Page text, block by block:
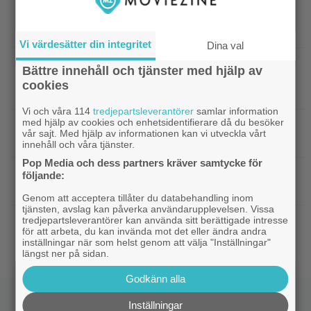
Årets största flopp släpps digitalt idag –
SkyShowtime|Missade du Hugh Jackmans
”härliga kärlekssaga” på bio? Nu finns den att
streama
Digitalpremiär|Guy Ritchies nya film släpps
digitalt men sågas: ”Actionfattig och tråkig”
Klassiker
Streamingtips|2 säsonger av brittisk deckare
kommer till SVT Play – baserad på svensk bok
Vi värdesätter din integritet Dina val
Bättre innehåll och tjänster med hjälp av
cookies
Vi och våra 114tredjepartsleverantörer samlar information
med hjälp av cookies och enhetsidentifierare då du besöker
vår sajt. Med hjälp av informationen kan vi utveckla vårt
innehåll och våra tjänster.
Pop Media och dess partners kräver samtycke för
följande:
Genom att acceptera tillåter du databehandling inom
tjänsten, avslag kan påverka användarupplevelsen. Vissa
tredjepartsleverantörer kan använda sitt berättigade intresse
för att arbeta, du kan invända mot det eller ändra andra
inställningar när som helst genom att välja "Inställningar"
längst ner på sidan.
Godkänn alla
Inställningar